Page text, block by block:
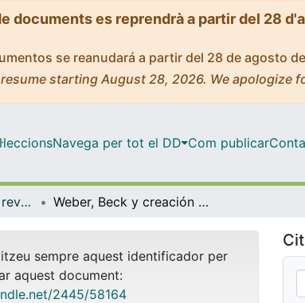
documents es reprendrà a partir del 28
se reanudará a partir del 28 de agosto
starting August 28, 2026. We apologize
Navega per tot el DD Com publicar
Articles publicats en revistes (Sociologia) Weber, Beck y creación feminista de sentido en la escuela
sempre aquest identificador per
aquest document:
2445/58164